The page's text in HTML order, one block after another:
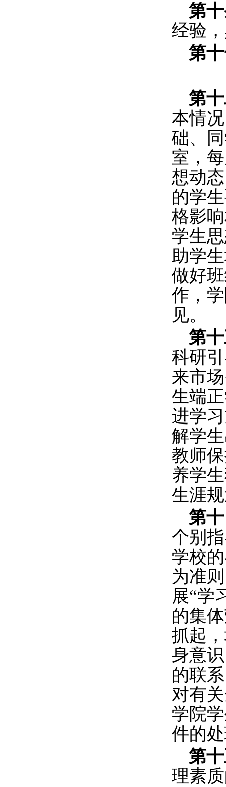
第
经验
第
第
本情
础、
室，
想动
的学
格影
学生
助学
做好
作，
见。
第
科研
来市
生端
进学
解学
教师
养学
生涯
第
个别
学校
为准
展“学
的集
抓起
身意
的联
对有
学院
件的
第
理素